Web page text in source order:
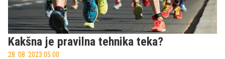
Kakšna je pravilna tehnika teka?
28. 08. 2023 05.00